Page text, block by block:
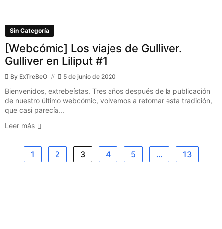
Sin Categoría
[Webcómic] Los viajes de Gulliver.
Gulliver en Liliput #1
By ExTreBeO 5 de junio de 2020
Bienvenidos, extrebeístas. Tres años después de la publicación
de nuestro último webcómic, volvemos a retomar esta tradición,
que casi parecía...
Leer más
1 2 3 4 5 … 13